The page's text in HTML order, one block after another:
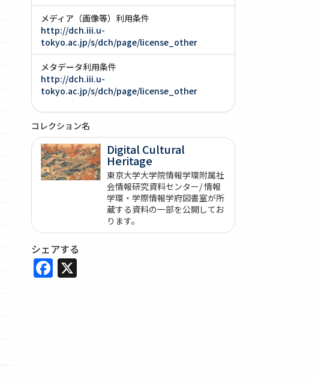
メディア（画像等）利用条件
http://dch.iii.u-
tokyo.ac.jp/s/dch/page/license_other
メタデータ利用条件
http://dch.iii.u-
tokyo.ac.jp/s/dch/page/license_other
コレクション名
Digital Cultural
Heritage
東京大学大学院情報学環附属社
会情報研究資料センター/ 情報
学環・学際情報学府図書室が所
蔵する資料の一部を公開してお
ります。
シェアする
Facebook
X